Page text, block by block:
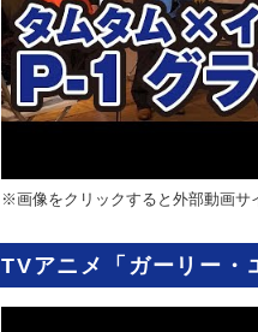
※画像をクリックすると外部動画サ
TVアニメ「ガーリー・